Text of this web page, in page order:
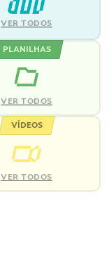
VER TODOS
PLANILHAS
VER TODOS
VÍDEOS
VER TODOS